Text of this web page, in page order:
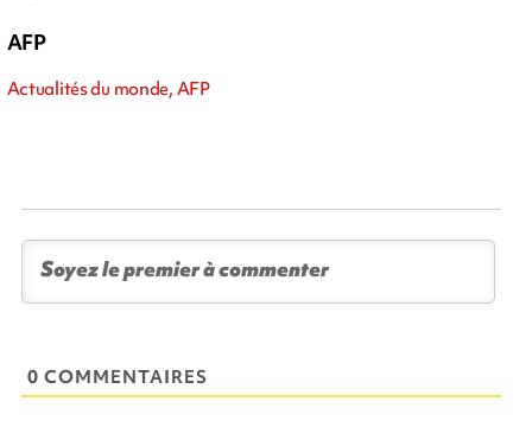
AFP
Actualités du monde, AFP
0 COMMENTAIRES